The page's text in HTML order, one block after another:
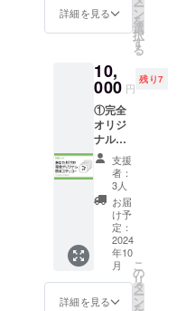
ちの半
袖Tシャ
ツで
フェア
当日、
ブース
パネル
にお名
前掲載
※備考
欄に掲
載可能
なニッ
クネー
ムなど
の
お名前
をご記
入くだ
さい。
詳細を見る ー
ン
を
選
択
す
る
10,
000 円
残り7
①完全
オリジ
ナル防
水ス
テッ
カー
10cm×
10cm 5
枚
※正方形
または
正円の
どちら
か
支援
者：
3人
お届
け予
定：
2024
年10
月
詳細を見る
こ
の
リ
タ
ー
ン